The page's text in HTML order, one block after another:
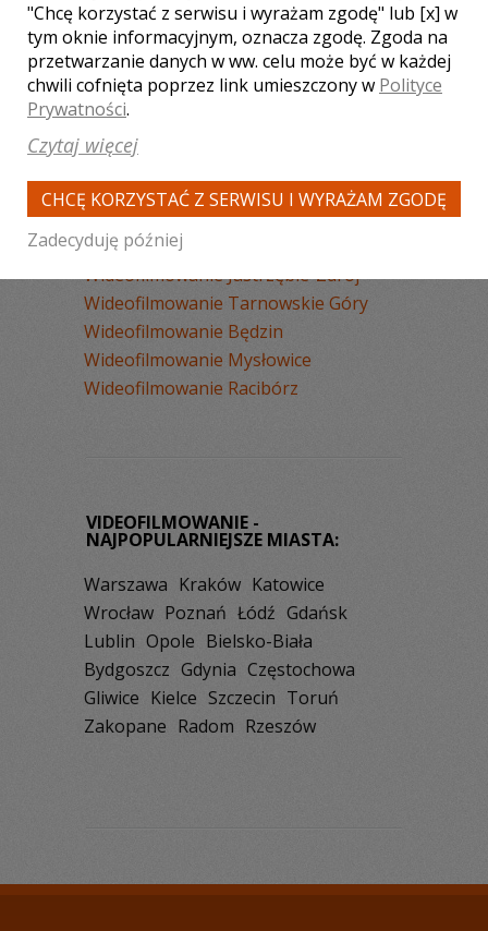
Wideofilmowanie Tychy
Wideofilmowanie Rybnik
Wideofilmowanie Zabrze
Wideofilmowanie Bytom
Wideofilmowanie Dąbrowa Górnicza
Wideofilmowanie Pszczyna
Wideofilmowanie Żywiec
Wideofilmowanie Ruda Śląska
Wideofilmowanie Wisła
Wideofilmowanie Jastrzębie-Zdrój
Wideofilmowanie Tarnowskie Góry
Wideofilmowanie Będzin
Wideofilmowanie Mysłowice
Wideofilmowanie Racibórz
VIDEOFILMOWANIE -
NAJPOPULARNIEJSZE MIASTA:
Warszawa Kraków Katowice
Wrocław Poznań Łódź Gdańsk
Lublin Opole Bielsko-Biała
Bydgoszcz Gdynia Częstochowa
Gliwice Kielce Szczecin Toruń
Zakopane Radom Rzeszów
"Chcę korzystać z serwisu i wyrażam zgodę" lub [x] w
tym oknie informacyjnym, oznacza zgodę. Zgoda na
przetwarzanie danych w ww. celu może być w każdej
chwili cofnięta poprzez link umieszczony w Polityce
Prywatności.
Czytaj więcej
CHCĘ KORZYSTAĆ Z SERWISU I WYRAŻAM ZGODĘ
Zadecyduję później